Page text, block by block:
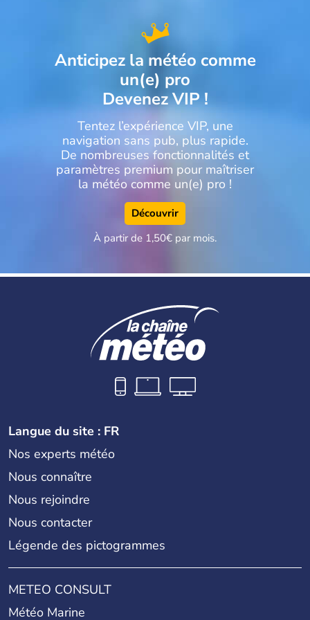
Anticipez la météo comme
un(e) pro
Devenez VIP !
Tentez l’expérience VIP, une
navigation sans pub, plus rapide.
De nombreuses fonctionnalités et
paramètres premium pour maîtriser
la météo comme un(e) pro !
Découvrir
À partir de 1,50€ par mois.
Langue du site : FR
Nos experts météo
Nous connaître
Nous rejoindre
Nous contacter
Légende des pictogrammes
METEO CONSULT
Météo Marine